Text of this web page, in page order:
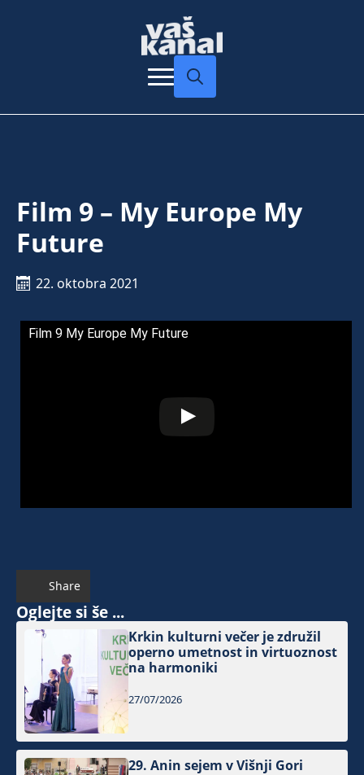
Film 9 – My Europe My
Future
22. oktobra 2021
Film 9 My Europe My Future
Share
Oglejte si še ...
Krkin kulturni večer je združil
operno umetnost in virtuoznost
na harmoniki
27/07/2026
29. Anin sejem v Višnji Gori